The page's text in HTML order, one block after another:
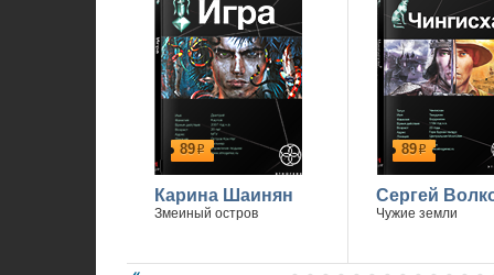
89р
Карина Шаинян
Змеиный остров
89р
Сергей
Чужие земли